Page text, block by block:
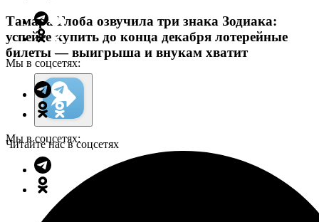
Мы в соцсетях:
Мы в соцсетях:
Тамара Глоба озвучила три знака Зодиака:
успейте купить до конца декабря лотерейные
билеты — выигрыша и внукам хватит
Читайте нас в соцсетях